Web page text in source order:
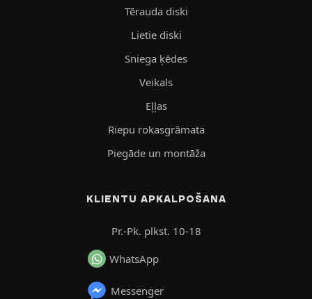
Tērauda diski
Lietie diski
Sniega ķēdes
Veikals
Eļļas
Riepu rokasgrāmata
Piegāde un montāža
KLIENTU APKALPOŠANA
Pr.-Pk. plkst. 10-18
WhatsApp
Messenger